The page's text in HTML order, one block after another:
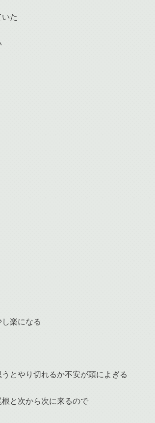
た
楽になる
とやり切れるか不安が頭によぎる
と次から次に来るので